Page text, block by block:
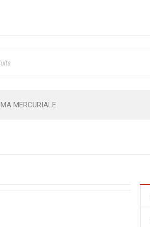
MA MERCURIALE